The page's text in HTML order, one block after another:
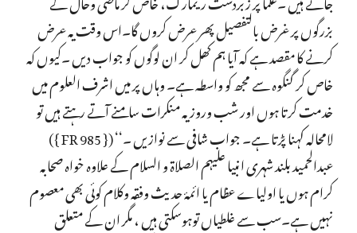
بزرگوں پر غرض بالتفصیل پھر عرض کروں گا۔اس وقت یہ عرض
کرنے کا مقصد ہے کہ آیا ہم کھل کر ان لوگوں کو جواب دیں ۔کیوں کہ
خاص کر گنگوہ سے مجھ کو واسطہ ہے۔ وہاں پر میں اشرف العلوم میں
خدمت کرتا ہوں اور شب وروز یہ منکرات سامنے آتے رہتے ہیں تو
لامحالہ کہنا پڑتا ہے۔ جواب شافی سے نوازیں ۔‘‘ ({ FR 985 })
عبدالحمید بلند شہری انبیا علیہم الصلاۃ و السلام کے علاوہ خواہ صحابہ
کرام ہوں یا اولیاے عظام یا ائمۂ حدیث وفقہ وکلام کوئی بھی معصوم
نہیں ہے۔سب سے غلطیاں توہوسکتی ہیں ، مگر ان کے متعلق